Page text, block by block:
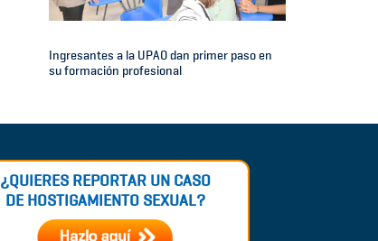
Ingresantes a la UPAO dan primer paso en
su formación profesional
¿QUIERES REPORTAR UN CASO
DE HOSTIGAMIENTO SEXUAL?